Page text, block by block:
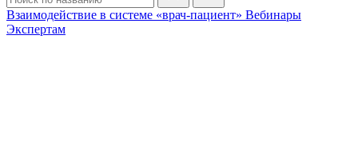
Взаимодействие в системе «врач-пациент» Вебинары
Экспертам